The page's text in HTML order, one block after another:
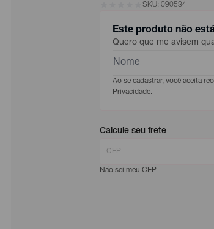
SKU: 090534
Este produto não
Quero que me avisem
Ao se cadastrar, você aceita
Privacidade.
Calcule seu frete
Não sei meu CEP